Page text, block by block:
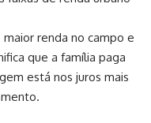
renda no campo e
que a família paga
está nos juros mais